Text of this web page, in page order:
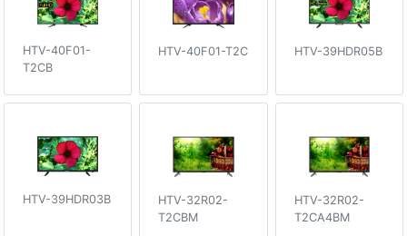
HTV-40F01-
T2CB
HTV-40F01-T2C HTV-39HDR05B
HTV-39HDR03B
HTV-32R02-
T2CBM
HTV-32R02-
T2CA4BM